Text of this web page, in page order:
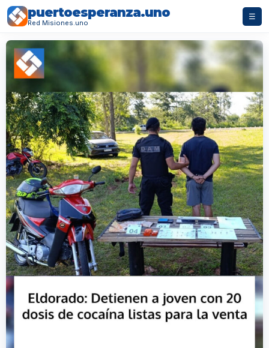
puertoesperanza.uno
Red Misiones.uno
☰